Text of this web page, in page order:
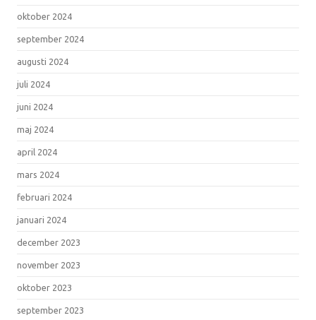
oktober 2024
september 2024
augusti 2024
juli 2024
juni 2024
maj 2024
april 2024
mars 2024
februari 2024
januari 2024
december 2023
november 2023
oktober 2023
september 2023